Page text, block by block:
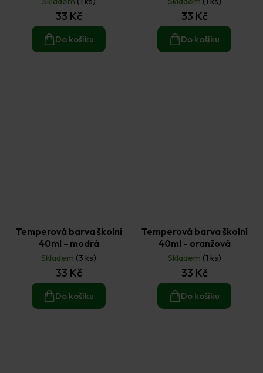
33 Kč
Do košíku
33 Kč
Do košíku
Temperová barva školní
40ml - modrá
Skladem (3 ks)
33 Kč
Do košíku
Temperová barva školní
40ml - oranžová
Skladem (1 ks)
33 Kč
Do košíku